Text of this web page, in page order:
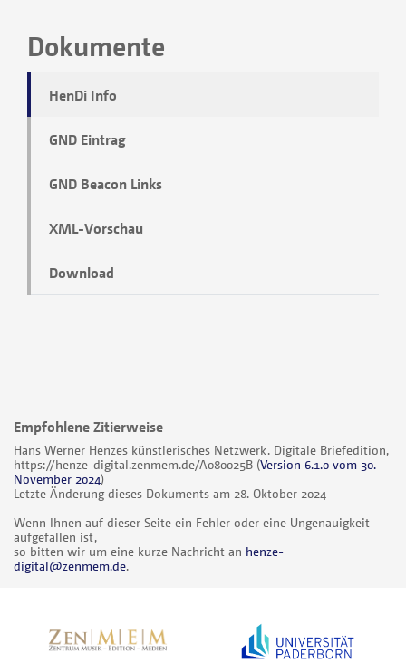
Dokumente
HenDi Info
GND Eintrag
GND Beacon Links
XML-Vorschau
Download
Empfohlene Zitierweise
Hans Werner Henzes künstlerisches Netzwerk. Digitale Briefedition,
https://henze-digital.zenmem.de/A080025B (Version 6.1.0 vom 30.
November 2024)
Letzte Änderung dieses Dokuments am 28. Oktober 2024
Wenn Ihnen auf dieser Seite ein Fehler oder eine Ungenauigkeit
aufgefallen ist,
so bitten wir um eine kurze Nachricht an henze-
digital@zenmem.de.